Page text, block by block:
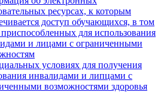
ресурсах, к которым
доступ обучающихся, в том
для использования
и лицами с ограниченными
условиях для получения
инвалидами и липцами с
возможностями здоровья